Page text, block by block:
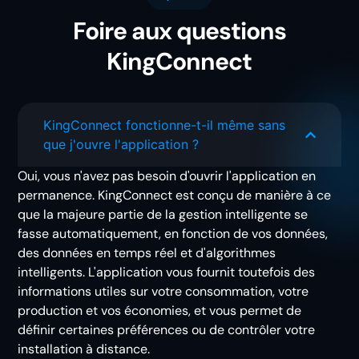
Foire aux questions
KingConnect
KingConnect fonctionne-t-il même sans
que j'ouvre l'application ?
Oui, vous n'avez pas besoin d'ouvrir l'application en
permanence. KingConnect est conçu de manière à ce
que la majeure partie de la gestion intelligente se
fasse automatiquement, en fonction de vos données,
des données en temps réel et d'algorithmes
intelligents. L'application vous fournit toutefois des
informations utiles sur votre consommation, votre
production et vos économies, et vous permet de
définir certaines préférences ou de contrôler votre
installation à distance.